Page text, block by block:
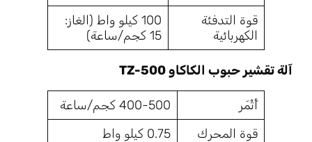
قوة التدفئة
الكهربائية
100 كيلو واط (الغاز:
15 كجم/ساعة)
آلة تقشير حبوب الكاكاو TZ-500
أَثْمَر
400-500 كجم/ساعة
قوة المحرك
0.75 كيلو واط